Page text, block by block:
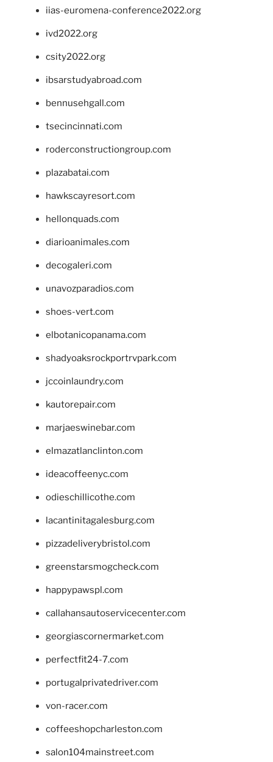
iias-euromena-conference2022.org
ivd2022.org
csity2022.org
ibsarstudyabroad.com
bennusehgall.com
tsecincinnati.com
roderconstructiongroup.com
plazabatai.com
hawkscayresort.com
hellonquads.com
diarioanimales.com
decogaleri.com
unavozparadios.com
shoes-vert.com
elbotanicopanama.com
shadyoaksrockportrvpark.com
jccoinlaundry.com
kautorepair.com
marjaeswinebar.com
elmazatlanclinton.com
ideacoffeenyc.com
odieschillicothe.com
lacantinitagalesburg.com
pizzadeliverybristol.com
greenstarsmogcheck.com
happypawspl.com
callahansautoservicecenter.com
georgiascornermarket.com
perfectfit24-7.com
portugalprivatedriver.com
von-racer.com
coffeeshopcharleston.com
salon104mainstreet.com